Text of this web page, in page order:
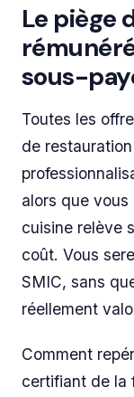
Le piège
sous-
Toutes les
de
alors que
cuisine relève
coût. Vous
SMIC, sans
réellement
Comment
certifiant de la